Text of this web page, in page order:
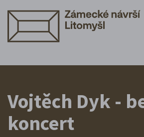
Vojtěch Dyk -
koncert